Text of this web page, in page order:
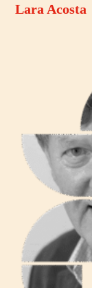
Lara Acosta